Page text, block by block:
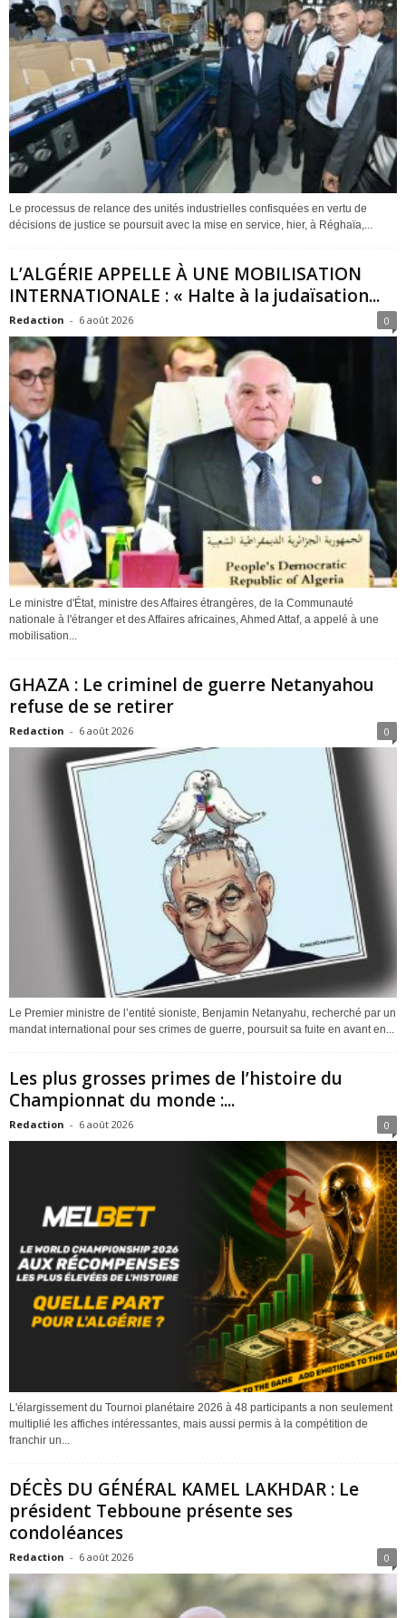
Le processus de relance des unités industrielles confisquées en vertu de
décisions de justice se poursuit avec la mise en service, hier, à Réghaïa,...
L’ALGÉRIE APPELLE À UNE MOBILISATION
INTERNATIONALE : « Halte à la judaïsation...
Redaction - 6 août 2026 0
Le ministre d'État, ministre des Affaires étrangères, de la Communauté
nationale à l'étranger et des Affaires africaines, Ahmed Attaf, a appelé à une
mobilisation...
GHAZA : Le criminel de guerre Netanyahou
refuse de se retirer
Redaction - 6 août 2026 0
Le Premier ministre de l’entité sioniste, Benjamin Netanyahu, recherché par un
mandat international pour ses crimes de guerre, poursuit sa fuite en avant en...
Les plus grosses primes de l’histoire du
Championnat du monde :...
Redaction - 6 août 2026 0
L'élargissement du Tournoi planétaire 2026 à 48 participants a non seulement
multiplié les affiches intéressantes, mais aussi permis à la compétition de
franchir un...
DÉCÈS DU GÉNÉRAL KAMEL LAKHDAR : Le
président Tebboune présente ses
condoléances
Redaction - 6 août 2026 0